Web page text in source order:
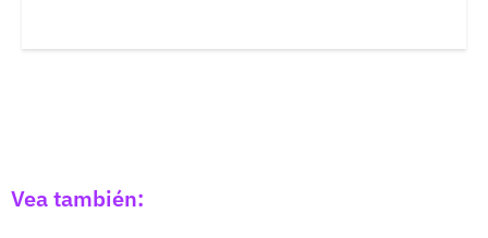
Vea también: